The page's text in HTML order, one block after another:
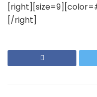
[/right]